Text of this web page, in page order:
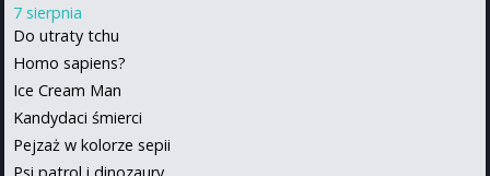
7 sierpnia
Do utraty tchu
Homo sapiens?
Ice Cream Man
Kandydaci śmierci
Pejzaż w kolorze sepii